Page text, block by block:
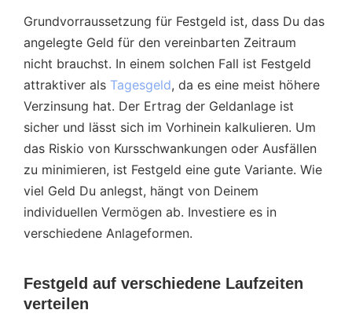
Grundvorraussetzung für Festgeld ist, dass Du das
angelegte Geld für den vereinbarten Zeitraum
nicht brauchst. In einem solchen Fall ist Festgeld
attraktiver als Tagesgeld, da es eine meist höhere
Verzinsung hat. Der Ertrag der Geldanlage ist
sicher und lässt sich im Vorhinein kalkulieren. Um
das Riskio von Kursschwankungen oder Ausfällen
zu minimieren, ist Festgeld eine gute Variante. Wie
viel Geld Du anlegst, hängt von Deinem
individuellen Vermögen ab. Investiere es in
verschiedene Anlageformen.
Festgeld auf verschiedene Laufzeiten
verteilen